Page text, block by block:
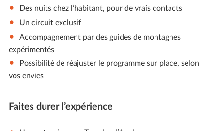
Des nuits chez l’habitant, pour de vrais contacts
Un circuit exclusif
Accompagnement par des guides de montagnes
expérimentés
Possibilité de réajuster le programme sur place, selon
vos envies
Faites durer l’expérience